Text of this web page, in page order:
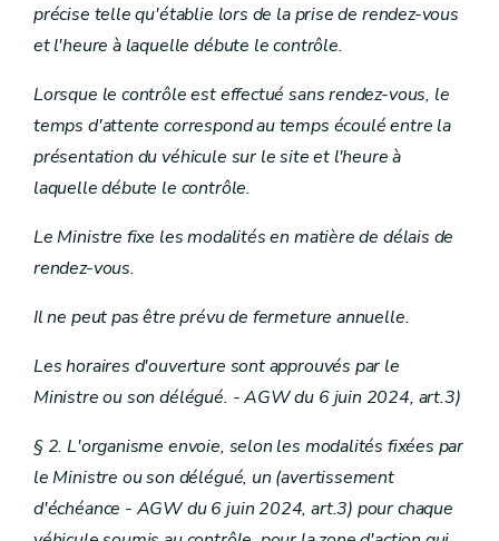
précise telle qu'établie lors de la prise de rendez-vous
et l'heure à laquelle débute le contrôle.
Lorsque le contrôle est effectué sans rendez-vous, le
temps d'attente correspond au temps écoulé entre la
présentation du véhicule sur le site et l'heure à
laquelle débute le contrôle.
Le Ministre fixe les modalités en matière de délais de
rendez-vous.
Il ne peut pas être prévu de fermeture annuelle.
Les horaires d'ouverture sont approuvés par le
Ministre ou son délégué. - AGW du 6 juin 2024, art.3)
§ 2. L'organisme envoie, selon les modalités fixées par
le Ministre ou son délégué, un (avertissement
d'échéance - AGW du 6 juin 2024, art.3) pour chaque